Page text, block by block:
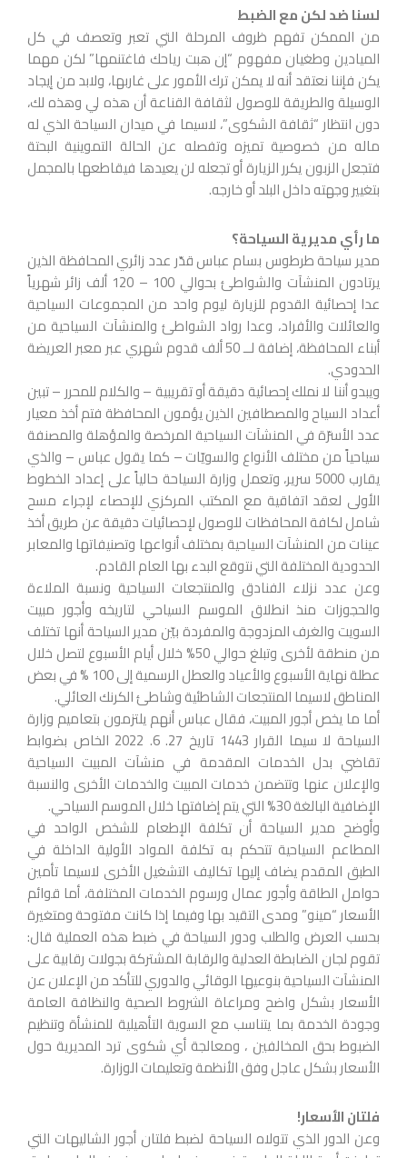
لسنا ضد لكن مع الضبط
من الممكن تفهم ظروف المرحلة التي تعبر وتعصف في كل
الميادين وطغيان مفهوم “إن هبت رياحك فاغتنمها” لكن مهما
يكن فإننا نعتقد أنه لا يمكن ترك الأمور على غاربها، ولابد من إيجاد
الوسيلة والطريقة للوصول لثقافة القناعة أن هذه لي وهذه لك،
دون انتظار “ثقافة الشكوى”، لاسيما في ميدان السياحة الذي له
ماله من خصوصية تميزه وتفصله عن الحالة التموينية البحتة
فتجعل الزبون يكرر الزيارة أو تجعله لن يعيدها فيقاطعها بالمجمل
بتغيير وجهته داخل البلد أو خارجه.
ما رأي مديرية السياحة؟
مدير سياحة طرطوس بسام عباس قدّر عدد زائري المحافظة الذين
يرتادون المنشآت والشواطئ بحوالي 100 – 120 ألف زائر شهرياً
عدا إحصائية القدوم للزيارة ليوم واحد من المجموعات السياحية
والعائلات والأفراد، وعدا رواد الشواطئ والمنشآت السياحية من
أبناء المحافظة، إضافة لــ 50 ألف قدوم شهري عبر معبر العريضة
الحدودي.
ويبدو أننا لا نملك إحصائية دقيقة أو تقريبية – والكلام للمحرر – تبين
أعداد السياح والمصطافين الذين يؤمون المحافظة فتم أخذ معيار
عدد الأسرّة في المنشآت السياحية المرخصة والمؤهلة والمصنفة
سياحياً من مختلف الأنواع والسويّات – كما يقول عباس – والذي
يقارب 5000 سرير، وتعمل وزارة السياحة حالياً على إعداد الخطوط
الأولى لعقد اتفاقية مع المكتب المركزي للإحصاء لإجراء مسح
شامل لكافة المحافظات للوصول لإحصائيات دقيقة عن طريق أخذ
عينات من المنشآت السياحية بمختلف أنواعها وتصنيفاتها والمعابر
الحدودية المختلفة التي نتوقع البدء بها العام القادم.
وعن عدد نزلاء الفنادق والمنتجعات السياحية ونسبة الملاءة
والحجوزات منذ انطلاق الموسم السياحي لتاريخه وأجور مبيت
السويت والغرف المزدوجة والمفردة بيّن مدير السياحة أنها تختلف
من منطقة لأخرى وتبلغ حوالي 50% خلال أيام الأسبوع لتصل خلال
عطلة نهاية الأسبوع والأعياد والعطل الرسمية إلى 100 % في بعض
المناطق لاسيما المنتجعات الشاطئية وشاطئ الكرنك العائلي.
أما ما يخص أجور المبيت، فقال عباس أنهم يلتزمون بتعاميم وزارة
السياحة لا سيما القرار 1443 تاريخ 27. 6. 2022 الخاص بضوابط
تقاضي بدل الخدمات المقدمة في منشآت المبيت السياحية
والإعلان عنها وتتضمن خدمات المبيت والخدمات الأخرى والنسبة
الإضافية البالغة 30% التي يتم إضافتها خلال الموسم السياحي.
وأوضح مدير السياحة أن تكلفة الإطعام للشخص الواحد في
المطاعم السياحية تتحكم به تكلفة المواد الأولية الداخلة في
الطبق المقدم يضاف إليها تكاليف التشغيل الأخرى لاسيما تأمين
حوامل الطاقة وأجور عمال ورسوم الخدمات المختلفة، أما قوائم
الأسعار “مينو” ومدى التقيد بها وفيما إذا كانت مفتوحة ومتغيرة
بحسب العرض والطلب ودور السياحة في ضبط هذه العملية قال:
تقوم لجان الضابطة العدلية والرقابة المشتركة بجولات رقابية على
المنشآت السياحية بنوعيها الوقائي والدوري للتأكد من الإعلان عن
الأسعار بشكل واضح ومراعاة الشروط الصحية والنظافة العامة
وجودة الخدمة بما يتناسب مع السوية التأهيلية للمنشأة وتنظيم
الضبوط بحق المخالفين ، ومعالجة أي شكوى ترد المديرية حول
الأسعار بشكل عاجل وفق الأنظمة وتعليمات الوزارة.
فلتان الأسعار!
وعن الدور الذي تتولاه السياحة لضبط فلتان أجور الشاليهات التي